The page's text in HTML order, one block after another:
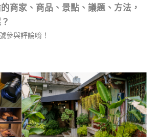
商家、商品、景點、議題、方法，
參與評論唷！